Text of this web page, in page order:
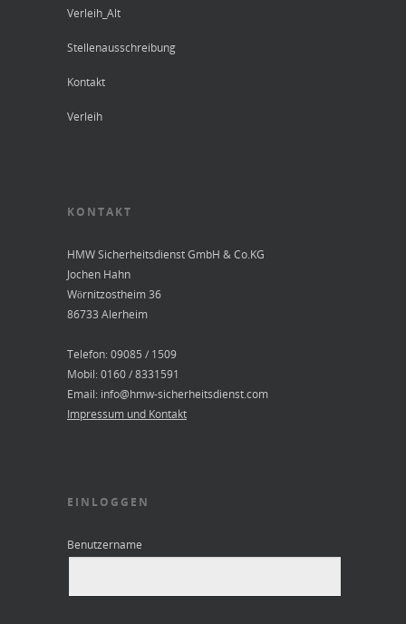
Verleih_Alt
Stellenausschreibung
Kontakt
Verleih
KONTAKT
HMW Sicherheitsdienst GmbH & Co.KG
Jochen Hahn
Wörnitzostheim 36
86733 Alerheim
Telefon: 09085 / 1509
Mobil: 0160 / 8331591
Email: info@hmw-sicherheitsdienst.com
Impressum und Kontakt
EINLOGGEN
Benutzername